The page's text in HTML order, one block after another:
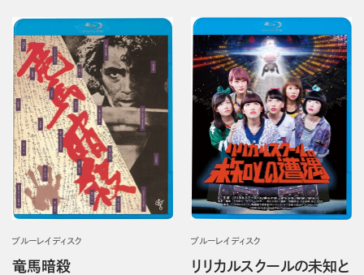
ブルーレイディスク
竜馬暗殺
ブルーレイディスク
リリカルスクールの未知と